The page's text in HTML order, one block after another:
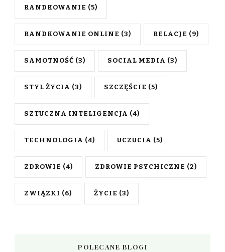
RANDKOWANIE (5)
RANDKOWANIE ONLINE (3) RELACJE (9)
SAMOTNOŚĆ (3) SOCIAL MEDIA (3)
STYL ŻYCIA (3) SZCZĘŚCIE (5)
SZTUCZNA INTELIGENCJA (4)
TECHNOLOGIA (4) UCZUCIA (5)
ZDROWIE (4) ZDROWIE PSYCHICZNE (2)
ZWIĄZKI (6) ŻYCIE (3)
POLECANE BLOGI